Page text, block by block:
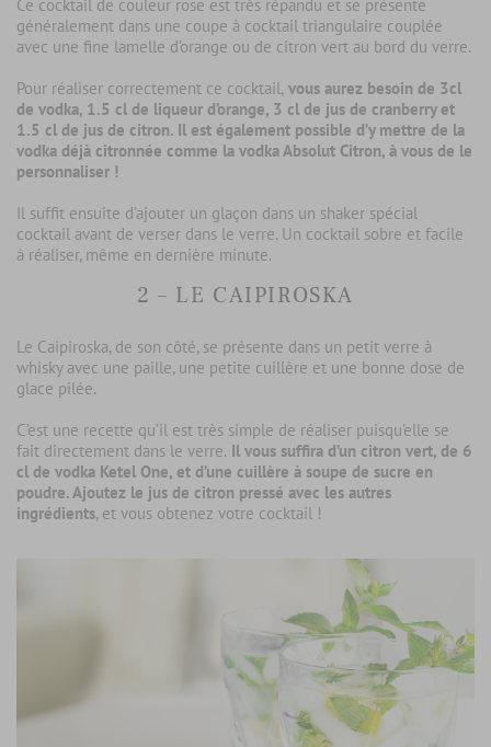
Ce cocktail de couleur rose est très répandu et se présente
généralement dans une coupe à cocktail triangulaire couplée
avec une fine lamelle d’orange ou de citron vert au bord du verre.
Pour réaliser correctement ce cocktail, vous aurez besoin de 3cl
de vodka, 1.5 cl de liqueur d’orange, 3 cl de jus de cranberry et
1.5 cl de jus de citron. Il est également possible d’y mettre de la
vodka déjà citronnée comme la vodka Absolut Citron, à vous de le
personnaliser !
Il suffit ensuite d’ajouter un glaçon dans un shaker spécial
cocktail avant de verser dans le verre. Un cocktail sobre et facile
à réaliser, même en dernière minute.
2 – LE CAIPIROSKA
Le Caipiroska, de son côté, se présente dans un petit verre à
whisky avec une paille, une petite cuillère et une bonne dose de
glace pilée.
C’est une recette qu’il est très simple de réaliser puisqu'elle se
fait directement dans le verre. Il vous suffira d’un citron vert, de 6
cl de vodka Ketel One, et d’une cuillère à soupe de sucre en
poudre. Ajoutez le jus de citron pressé avec les autres
ingrédients, et vous obtenez votre cocktail !